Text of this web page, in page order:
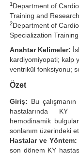
1 Department of
Training and
2Department of
Specialization
Anahtar Kelimeler:
kardiyomiyopati; kalp
ventrikül fonksiyonu;
Özet
Giriş: Bu
hastalarında KY
hemodinamik
sonlanım üzerindeki
Hastalar ve Yöntem:
son dönem KY